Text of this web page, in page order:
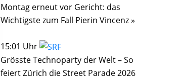
Montag erneut vor Gericht: das
Wichtigste zum Fall Pierin Vincenz »
15:01 Uhr
Grösste Technoparty der Welt – So
feiert Zürich die Street Parade 2026